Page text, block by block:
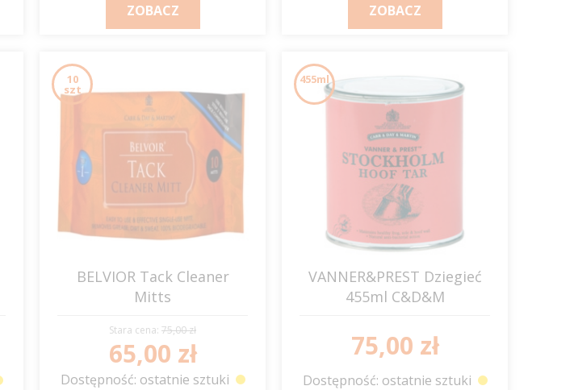
ZOBACZ
ZOBACZ
10
szt
BELVIOR Tack Cleaner
Mitts
skóry "Step 1", (op.10szt.)
C&D&M
Stara cena: 75,00 zł
65,00 zł
Dostępność: ostatnie sztuki
455ml
VANNER&PREST Dziegieć
455ml C&D&M
75,00 zł
Dostępność: ostatnie sztuki